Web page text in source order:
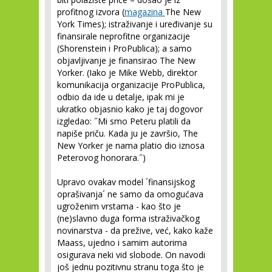
profitnog izvora (magazina The New
York Times); istraživanje i uređivanje su
finansirale neprofitne organizacije
(Shorenstein i ProPublica); a samo
objavljivanje je finansirao The New
Yorker. (Iako je Mike Webb, direktor
komunikacija organizacije ProPublica,
odbio da ide u detalje, ipak mi je
ukratko objasnio kako je taj dogovor
izgledao: ˝Mi smo Peteru platili da
napiše priču. Kada ju je završio, The
New Yorker je nama platio dio iznosa
Peterovog honorara.˝)
Upravo ovakav model ´finansijskog
oprašivanja´ ne samo da omogućava
ugroženim vrstama - kao što je
(ne)slavno duga forma istraživačkog
novinarstva - da prežive, već, kako kaže
Maass, ujedno i samim autorima
osigurava neki vid slobode. On navodi
još jednu pozitivnu stranu toga što je